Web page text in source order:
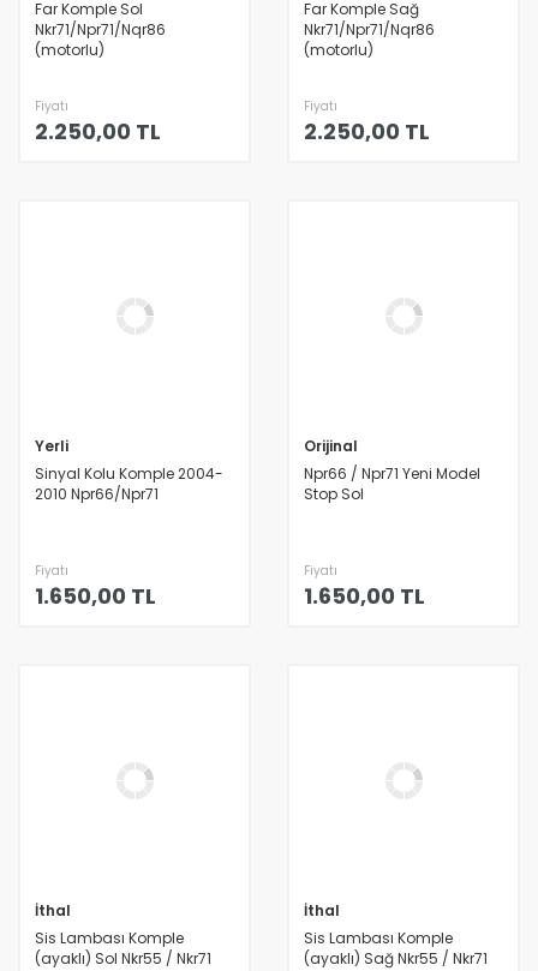
Far Komple Sol
Nkr71/Npr71/Nqr86
(motorlu)
Fiyatı
2.250,00 TL
Far Komple Sağ
Nkr71/Npr71/Nqr86
(motorlu)
Fiyatı
2.250,00 TL
Yerli
Sinyal Kolu Komple 2004-
2010 Npr66/Npr71
Fiyatı
1.650,00 TL
Orijinal
Npr66 / Npr71 Yeni Model
Stop Sol
Fiyatı
1.650,00 TL
İthal
Sis Lambası Komple
(ayaklı) Sol Nkr55 / Nkr71
İthal
Sis Lambası Komple
(ayaklı) Sağ Nkr55 / Nkr71